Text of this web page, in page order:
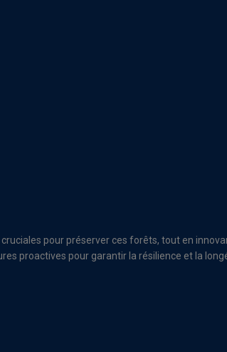
pour préserver ces forêts, tout en
proactives pour garantir la résilience et la